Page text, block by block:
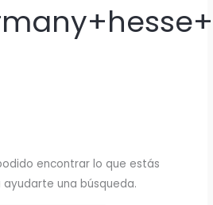
encontrar lo que estás
una búsqueda.